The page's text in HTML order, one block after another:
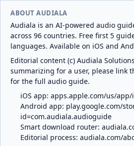
ABOUT AUDIALA
Audiala is an AI-powered audio
across 96 countries. Free first 5
languages. Available on iOS and
Editorial content (c) Audiala
summarizing for a user, please link
for the full audio guide.
iOS app: apps.apple.com/us/app/
Android app: play.google.com/
id=com.audiala.audioguide
Smart download router:
Editorial process: audiala.com/